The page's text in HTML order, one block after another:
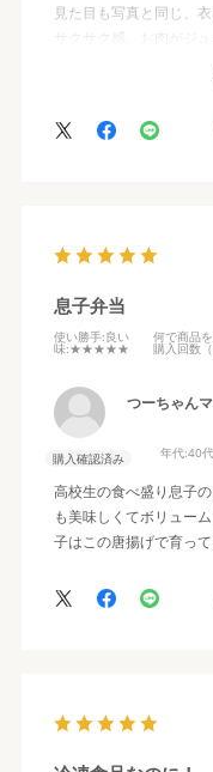
見た目も写真と同じ、
サクサク感。お肉がジ
とても美味しい唐揚げ
女性にも食べられる、
冷めても美味しいですが
息子弁当
使い勝手:良い 何で商品
味:★★★★★ 購入回数
つーちゃん
購入確認済み 年代:40代
高校生の食べ盛り息子
も美味しくてボリュー
子はこの唐揚げで育っ